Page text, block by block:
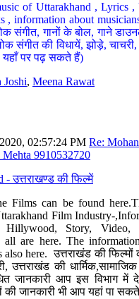
of Uttarakhand , Lyrics ,
, information about
संगीत, गानों के बोल, गाने
संगीत की विधायें, झोड़े,
यहाँ पर पढ़ सकते हैं)
Joshi, Meena Rawat
02:57:24 PM Re:
9910532720
उत्तराखण्ड की फिल्में
Films can be found
Film Industry-
Story, Video,
all are here. The
here. उत्तराखंड की फिल्मों
उत्तराखंड की
जानकारी आप इस विभाग
की जानकारी भी आप यहां पा